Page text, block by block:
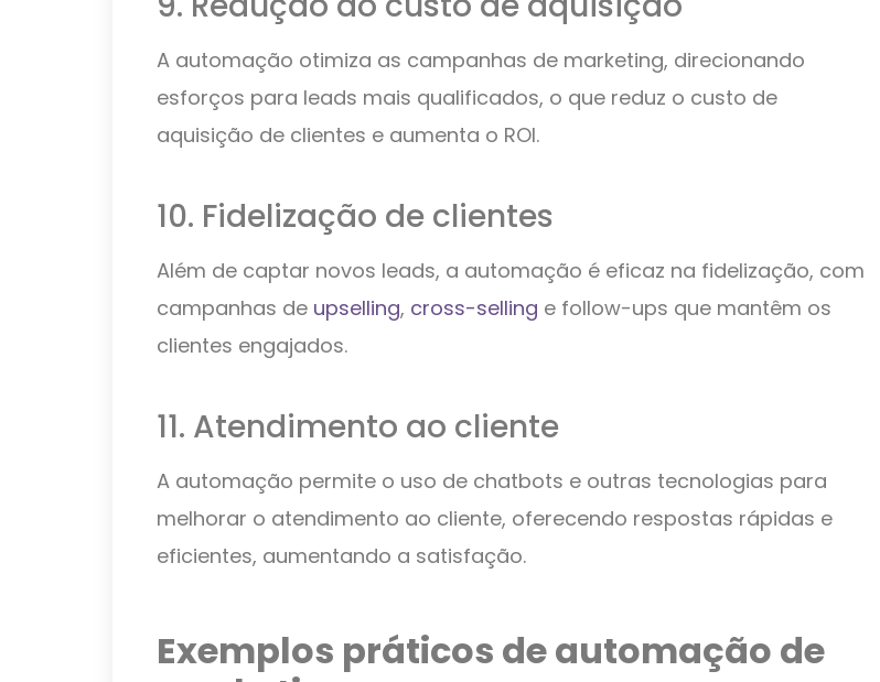
A automação otimiza as campanhas de marketing, direcionando
esforços para leads mais qualificados, o que reduz o custo de
aquisição de clientes e aumenta o ROI.
10. Fidelização de clientes
Além de captar novos leads, a automação é eficaz na fidelização, com
campanhas de upselling, cross-selling e follow-ups que mantêm os
clientes engajados.
11. Atendimento ao cliente
A automação permite o uso de chatbots e outras tecnologias para
melhorar o atendimento ao cliente, oferecendo respostas rápidas e
eficientes, aumentando a satisfação.
Exemplos práticos de automação de